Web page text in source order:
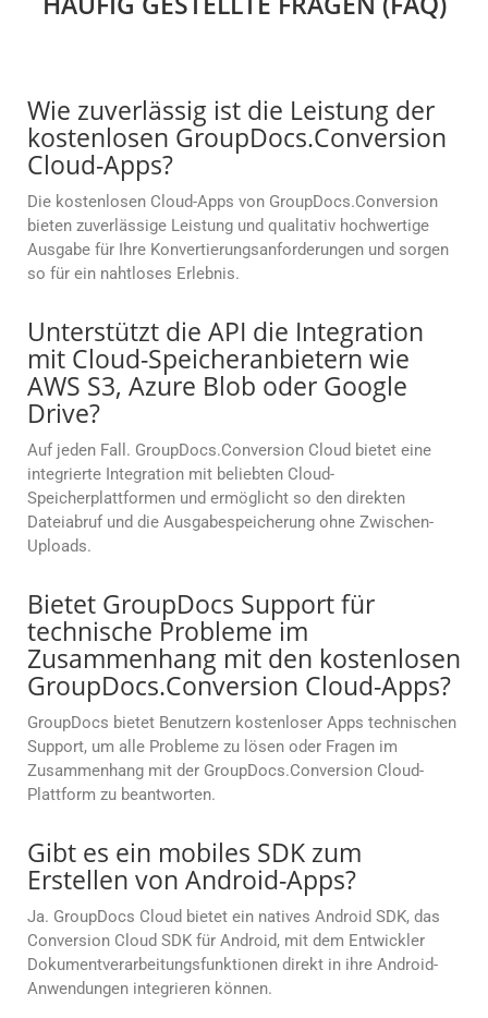
Wie zuverlässig ist die Leistung der
kostenlosen GroupDocs.Conversion
Cloud-Apps?
Die kostenlosen Cloud-Apps von GroupDocs.Conversion
bieten zuverlässige Leistung und qualitativ hochwertige
Ausgabe für Ihre Konvertierungsanforderungen und sorgen
so für ein nahtloses Erlebnis.
Unterstützt die API die Integration
mit Cloud-Speicheranbietern wie
AWS S3, Azure Blob oder Google
Drive?
Auf jeden Fall. GroupDocs.Conversion Cloud bietet eine
integrierte Integration mit beliebten Cloud-
Speicherplattformen und ermöglicht so den direkten
Dateiabruf und die Ausgabespeicherung ohne Zwischen-
Uploads.
Bietet GroupDocs Support für
technische Probleme im
Zusammenhang mit den kostenlosen
GroupDocs.Conversion Cloud-Apps?
GroupDocs bietet Benutzern kostenloser Apps technischen
Support, um alle Probleme zu lösen oder Fragen im
Zusammenhang mit der GroupDocs.Conversion Cloud-
Plattform zu beantworten.
Gibt es ein mobiles SDK zum
Erstellen von Android-Apps?
Ja. GroupDocs Cloud bietet ein natives Android SDK, das
Conversion Cloud SDK für Android, mit dem Entwickler
Dokumentverarbeitungsfunktionen direkt in ihre Android-
Anwendungen integrieren können.